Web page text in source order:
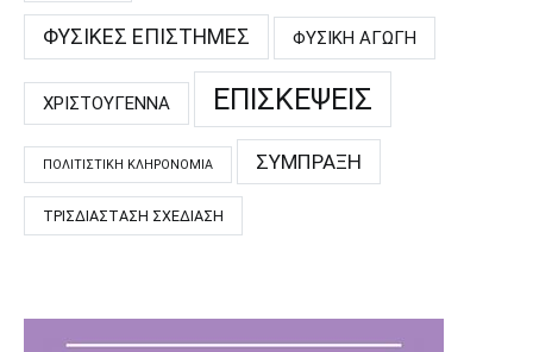
ΦΥΣΙΚΈΣ ΕΠΙΣΤΉΜΕΣ ΦΥΣΙΚΉ ΑΓΩΓΉ
ΧΡΙΣΤΟΎΓΕΝΝΑ ΕΠΙΣΚΈΨΕΙΣ
ΠΟΛΙΤΙΣΤΙΚΉ ΚΛΗΡΟΝΟΜΙΆ ΣΎΜΠΡΑΞΗ
ΤΡΙΣΔΙΆΣΤΑΣΗ ΣΧΕΔΊΑΣΗ